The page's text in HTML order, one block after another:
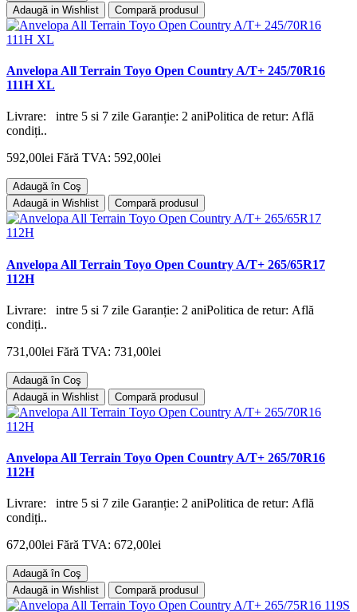
Adaugă in Wishlist
Compară produsul
Anvelopa All Terrain Toyo Open Country A/T+ 245/70R16
111H XL
Livrare: intre 5 si 7 zile Garanție: 2 aniPolitica de retur: Află
condiți..
592,00lei Fără TVA: 592,00lei
Adaugă în Coş
Adaugă in Wishlist
Compară produsul
Anvelopa All Terrain Toyo Open Country A/T+ 265/65R17
112H
Livrare: intre 5 si 7 zile Garanție: 2 aniPolitica de retur: Află
condiți..
731,00lei Fără TVA: 731,00lei
Adaugă în Coş
Adaugă in Wishlist
Compară produsul
Anvelopa All Terrain Toyo Open Country A/T+ 265/70R16
112H
Livrare: intre 5 si 7 zile Garanție: 2 aniPolitica de retur: Află
condiți..
672,00lei Fără TVA: 672,00lei
Adaugă în Coş
Adaugă in Wishlist
Compară produsul